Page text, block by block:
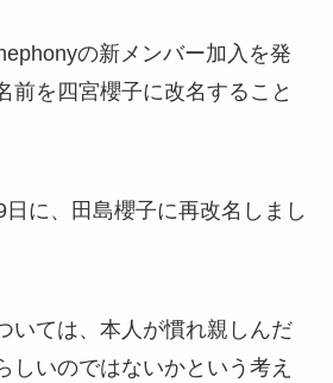
の新メンバー加入を発
前を四宮櫻子に改名すること
日に、田島櫻子に再改名しまし
いては、本人が慣れ親しんだ
しいのではないかという考え